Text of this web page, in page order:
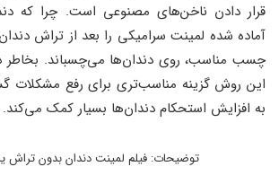
قرار دادن ناخن‌های مصنوعی است. چرا که
آماده شده لمینت سرامیکی را بعد از تراش دندان
چسب مناسب، روی دندان‌ها می‌چسباند. بخاطر
این روش گزینه مناسب‌تری برای رفع مشکلات
به افزایش استحکام دندان‌ها بسیار کمک می‌کند.
توضیحات: فیلم لمینت دندان بدون تراش یا